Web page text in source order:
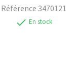
Référence 3470121
check En stock